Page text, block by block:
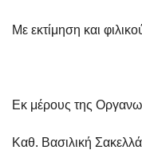
Με εκτίμηση και
Εκ μέρους της
Καθ. Βασιλική